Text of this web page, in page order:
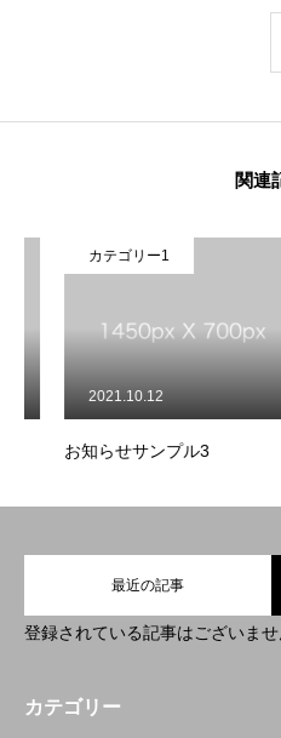
COMPANY
BUSINESS
関連
カテゴリー1
お知らせサンプル3
2021.10.12
最近の記事
登録されている記事はございませ
カテゴリー